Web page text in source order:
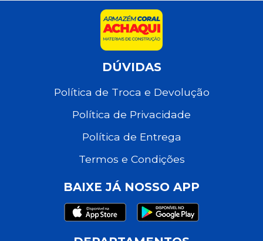
DÚVIDAS
Política de Troca e Devolução
Política de Privacidade
Política de Entrega
Termos e Condições
BAIXE JÁ NOSSO APP